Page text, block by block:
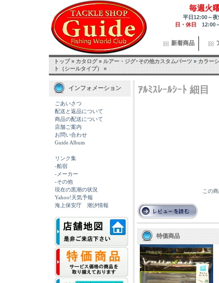
毎週火
平日12:00～
日・休日 12:00
新着商品
トップ»カタログ»ルアー・ジグ･その他カスタムパーツ»カラー
ト（シールタイプ）»
インフォメーション
ごあいさつ
配送と返品について
商品の配送について
店舗ご案内
お問い合わせ
Guide Album
リンク集
-船宿
-メーカー
-その他
現在の黒潮の状況
Yahoo!天気予報
海上保安庁 潮汐情報
ｱﾙﾐｽﾚｰﾙｼｰﾄ 細目
この
特価商品